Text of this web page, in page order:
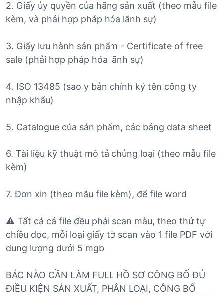
2. Giấy ủy quyền của hãng sản xuất (theo mẫu file
kèm, và phải hợp pháp hóa lãnh sự)
3. Giấy lưu hành sản phẩm - Certificate of free
sale (phải hợp pháp hóa lãnh sự)
4. ISO 13485 (sao y bản chính ký tên công ty
nhập khẩu)
5. Catalogue của sản phẩm, các bảng data sheet
6. Tài liệu kỹ thuật mô tả chủng loại (theo mẫu file
kèm)
7. Đơn xin (theo mẫu file kèm), để file word
⚠️ Tất cả cá file đều phải scan màu, theo thứ tự
chiều dọc, mỗi loại giấy tờ scan vào 1 file PDF với
dung lượng dưới 5 mgb
BÁC NÀO CẦN LÀM FULL HỒ SƠ CÔNG BỐ ĐỦ
ĐIỀU KIỆN SẢN XUẤT, PHÂN LOẠI, CÔNG BỐ